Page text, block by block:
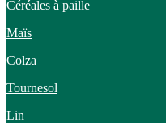
Céréales à paille
Maïs
Colza
Tournesol
Lin